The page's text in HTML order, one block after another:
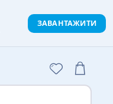
ЗАВАНТАЖИТИ